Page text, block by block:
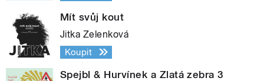
Mít svůj kout
Jitka Zelenková
Koupit
Spejbl & Hurvínek a Zlatá zebra 3